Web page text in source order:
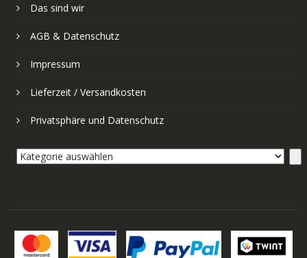
Das sind wir
AGB & Datenschutz
Impressum
Lieferzeit / Versandkosten
Privatsphäre und Datenschutz
Kategorie